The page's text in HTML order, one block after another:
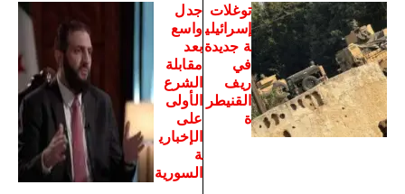
توغلات
إسرائيلي
ة جديدة
في
ريف
القنيطر
ة
جدل
واسع
بعد
مقابلة
الشرع
الأولى
على
الإخباري
ة
السورية